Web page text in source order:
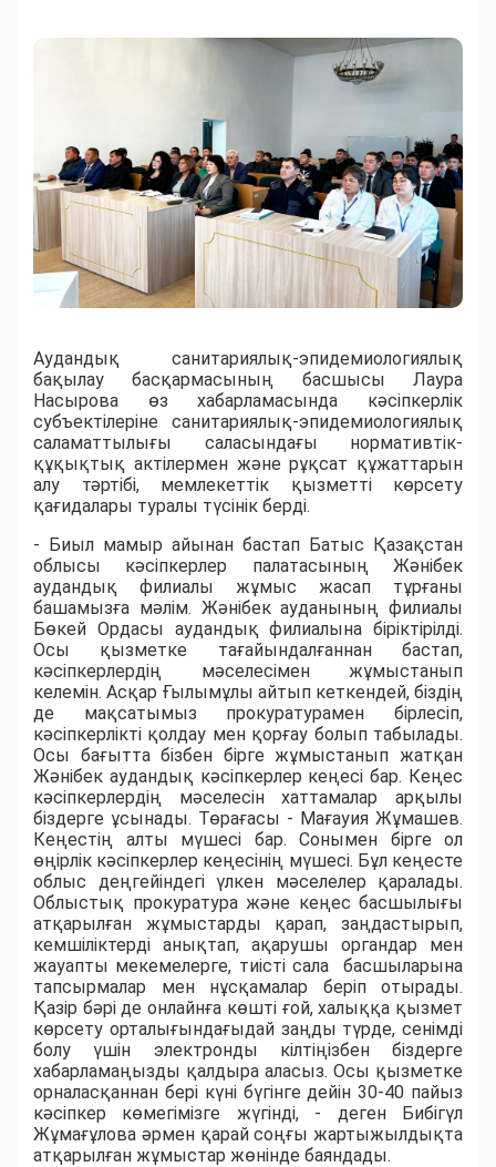
​Аудандық санитариялық-эпидемиологиялық
бақылау басқармасының басшысы Лаура
Насырова өз хабарламасында кәсіпкерлік
субъектілеріне санитариялық-эпидемиологиялық
саламаттылығы саласындағы нормативтік-
құқықтық актілермен және рұқсат құжаттарын
алу тәртібі, мемлекеттік қызметті көрсету
қағидалары туралы түсінік берді.
​- Биыл мамыр айынан бастап Батыс Қазақстан
облысы кәсіпкерлер палатасының Жәнібек
аудандық филиалы жұмыс жасап тұрғаны
башамызға мәлім. Жәнібек ауданының филиалы
Бөкей Ордасы аудандық филиалына біріктірілді.
Осы қызметке тағайындалғаннан бастап,
кәсіпкерлердің мәселесімен жұмыстанып
келемін. Асқар Ғылымұлы айтып кеткендей, біздің
де мақсатымыз прокуратурамен бірлесіп,
кәсіпкерлікті қолдау мен қорғау болып табылады.
Осы бағытта бізбен бірге жұмыстанып жатқан
Жәнібек аудандық кәсіпкерлер кеңесі бар. Кеңес
кәсіпкерлердің мәселесін хаттамалар арқылы
біздерге ұсынады. Төрағасы - Мағауия Жұмашев.
Кеңестің алты мүшесі бар. Сонымен бірге ол
өңірлік кәсіпкерлер кеңесінің мүшесі. Бұл кеңесте
облыс деңгейіндегі үлкен мәселелер қаралады.
Облыстық прокуратура және кеңес басшылығы
атқарылған жұмыстарды қарап, заңдастырып,
кемшіліктерді анықтап, ақарушы органдар мен
жауапты мекемелерге, тиісті сала басшыларына
тапсырмалар мен нұсқамалар беріп отырады.
Қазір бәрі де онлайнға көшті ғой, халыққа қызмет
көрсету орталығындағыдай заңды түрде, сенімді
болу үшін электронды кілтіңізбен біздерге
хабарламаңызды қалдыра аласыз. Осы қызметке
орналасқаннан бері күні бүгінге дейін 30-40 пайыз
кәсіпкер көмегімізге жүгінді, - деген Бибігүл
Жұмағұлова әрмен қарай соңғы жартыжылдықта
атқарылған жұмыстар жөнінде баяндады.